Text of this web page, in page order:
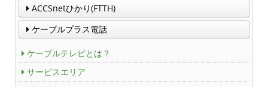
ACCSnetひかり(FTTH)
ケーブルプラス電話
ケーブルテレビとは？
サービスエリア
ACCSnet
Cable-plus Phone
ACCSTV,ACCSnet&Cable-plus Phone Set
Service